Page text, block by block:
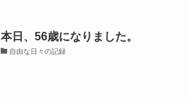
本日、56歳になりました。
自由な日々の記録